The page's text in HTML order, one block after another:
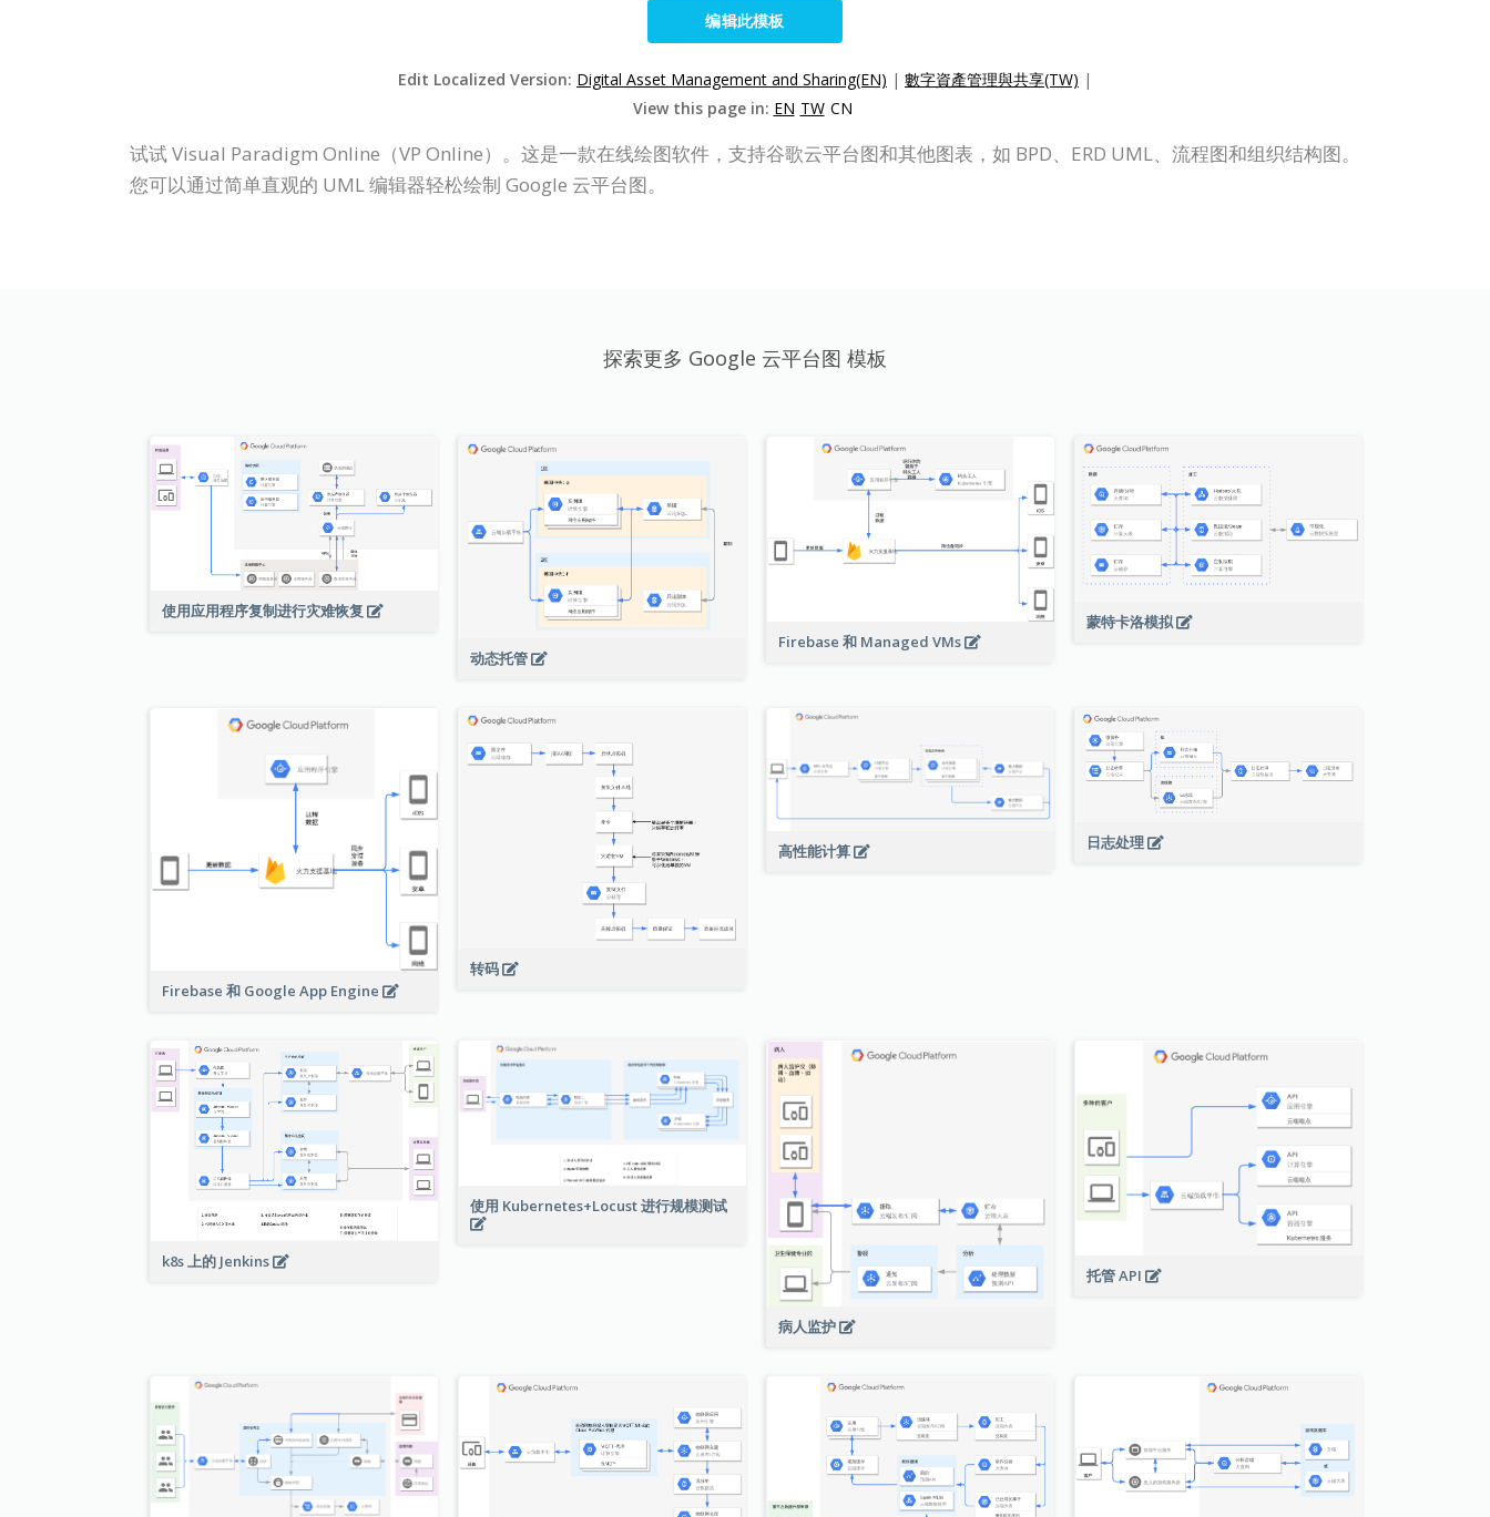
编辑此模板
Edit Localized Version: Digital Asset Management and Sharing(EN) | 數字資產管理與共享(TW) |
View this page in: EN TW CN
试试 Visual Paradigm Online（VP Online）。这是一款在线绘图软件，支持谷歌云平台图和其他图表，如 BPD、ERD UML、流程图和组织结构图。
您可以通过简单直观的 UML 编辑器轻松绘制 Google 云平台图。
探索更多 Google 云平台图 模板
使用应用程序复制进行灾难恢复
动态托管
Firebase 和 Managed VMs
蒙特卡洛模拟
Firebase 和 Google App Engine
转码
高性能计算 日志处理
k8s 上的 Jenkins
使用 Kubernetes+Locust 进行规模测试
病人监护
托管 API